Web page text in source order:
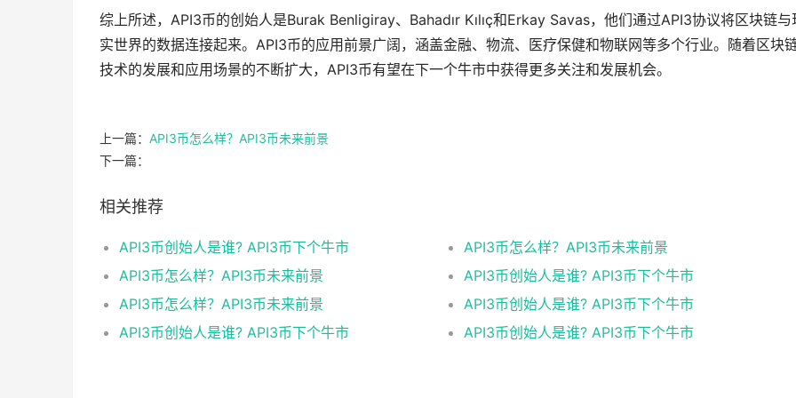
综上所述，API3币的创始人是Burak Benligiray、Bahadır Kılıç和Erkay Savas，他们通过API3协议将区块链与
实世界的数据连接起来。API3币的应用前景广阔，涵盖金融、物流、医疗保健和物联网等多个行业。随着区块
技术的发展和应用场景的不断扩大，API3币有望在下一个牛市中获得更多关注和发展机会。
上一篇： API3币怎么样？API3币未来前景
下一篇：
相关推荐
API3币创始人是谁? API3币下个牛市
API3币怎么样？API3币未来前景
API3币怎么样？API3币未来前景
API3币创始人是谁? API3币下个牛市
API3币怎么样？API3币未来前景
API3币创始人是谁? API3币下个牛市
API3币创始人是谁? API3币下个牛市
API3币创始人是谁? API3币下个牛市